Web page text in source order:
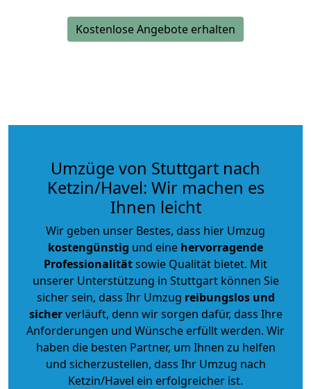
Kostenlose Angebote erhalten
Umzüge von Stuttgart nach
Ketzin/Havel: Wir machen es
Ihnen leicht
Wir geben unser Bestes, dass hier Umzug
kostengünstig und eine hervorragende
Professionalitätsowie Qualität bietet. Mit
unserer Unterstützung in Stuttgart können Sie
sicher sein, dass Ihr Umzug reibungslos und
sicherverläuft, denn wir sorgen dafür, dass Ihre
Anforderungen und Wünsche erfüllt werden. Wir
haben die besten Partner, um Ihnen zu helfen
und sicherzustellen, dass Ihr Umzug nach
Ketzin/Havel ein erfolgreicher ist.